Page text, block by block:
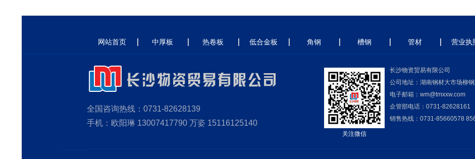
网站首页 中厚板 热卷板 低合金板 角钢 槽钢 管材 营业执
全国咨询热线：0731-82628139
手机：欧阳琳 13007417790 万姿 15116125140
关注微信
长沙物资贸易有限公司
公司地址：湖南钢材大市场柳
电子邮箱：wm@tmxxw.com
企管部电话：0731-82628161
销售热线：0731-85660578